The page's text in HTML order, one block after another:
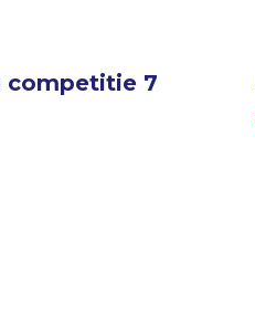
competitie 7